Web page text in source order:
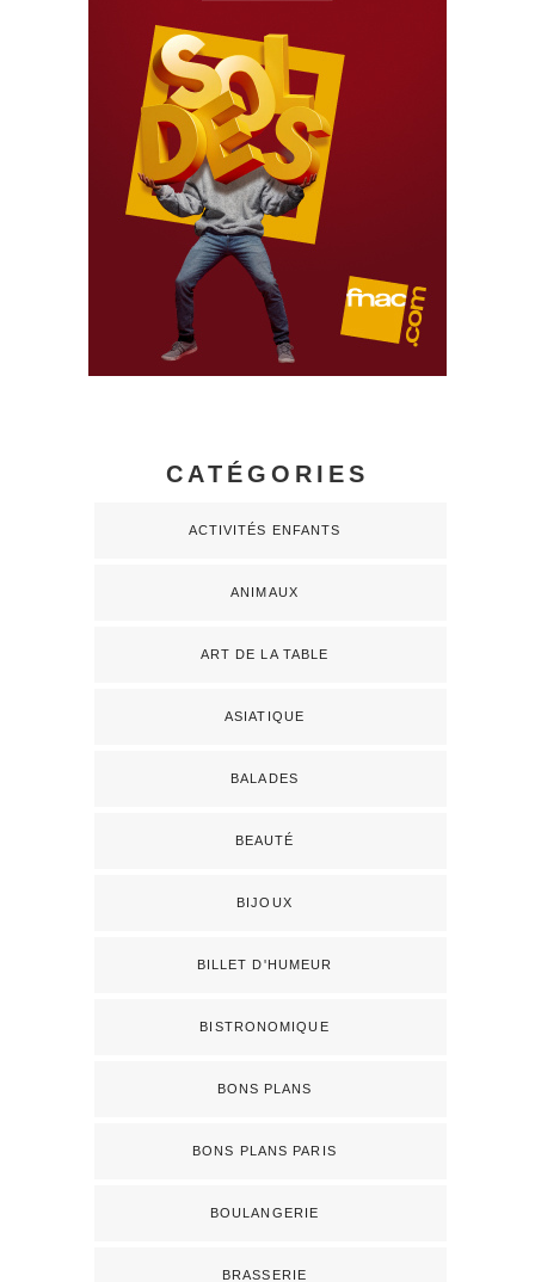
CATÉGORIES
ACTIVITÉS ENFANTS
ANIMAUX
ART DE LA TABLE
ASIATIQUE
BALADES
BEAUTÉ
BIJOUX
BILLET D'HUMEUR
BISTRONOMIQUE
BONS PLANS
BONS PLANS PARIS
BOULANGERIE
BRASSERIE